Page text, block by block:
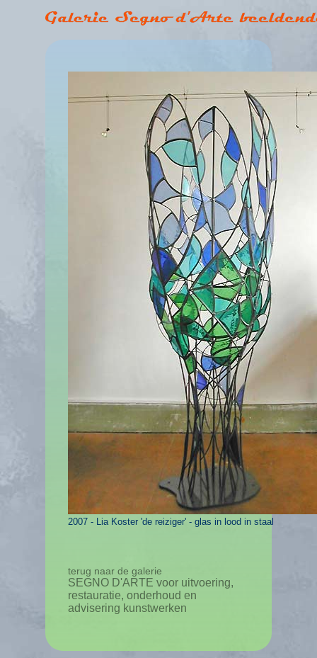
2007 - Lia Koster 'de reiziger' - glas in lood in staal
terug naar de galerie
SEGNO D'ARTE voor uitvoering,
restauratie, onderhoud en
advisering kunstwerken